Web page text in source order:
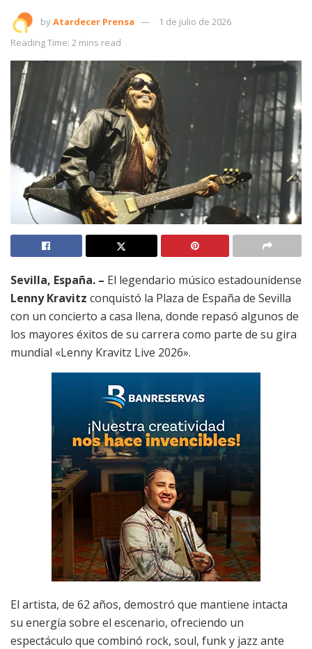
byAtardecer Prensa
1 de julio de 2026
Reading Time: 2 mins read
Sevilla, España. – El legendario músico estadounidense
Lenny Kravitz conquistó la Plaza de España de Sevilla
con un concierto a casa llena, donde repasó algunos de
los mayores éxitos de su carrera como parte de su gira
mundial «Lenny Kravitz Live 2026».
El artista, de 62 años, demostró que mantiene intacta
su energía sobre el escenario, ofreciendo un
espectáculo que combinó rock, soul, funk y jazz ante